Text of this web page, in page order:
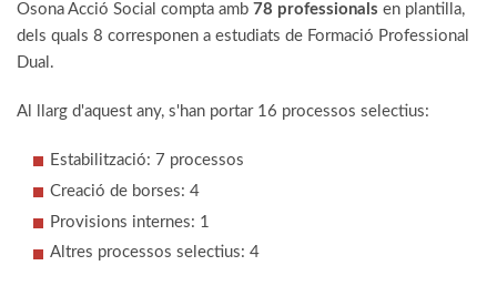
Osona Acció Social compta amb 78 professionals en plantilla,
dels quals 8 corresponen a estudiats de Formació Professional
Dual.
Al llarg d'aquest any, s'han portar 16 processos selectius:
Estabilització: 7 processos
Creació de borses: 4
Provisions internes: 1
Altres processos selectius: 4